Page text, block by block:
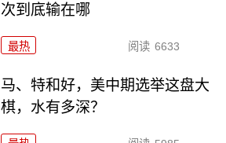
次到底输在哪
最热 阅读 6633
马、特和好，美中期选举这盘大
棋，水有多深？